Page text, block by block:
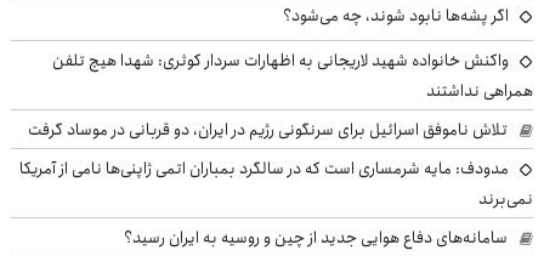
اگر پشه‌ها نابود شوند، چه می‌شود؟
واکنش خانواده شهید لاریجانی به اظهارات سردار کوثری: شهدا هیچ تلفن
همراهی نداشتند
تلاش ناموفق اسرائیل برای سرنگونی رژیم در ایران، دو قربانی در موساد گرفت
مدودف: مایه شرمساری است که در سالگرد بمباران اتمی ژاپنی‌ها نامی از آمریکا
نمی‌برند
سامانه‌های دفاع هوایی جدید از چین و روسیه به ایران رسید؟